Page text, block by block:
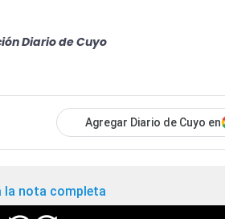
Diario de Cuyo
Agregar Diario de Cuyo en
la nota completa